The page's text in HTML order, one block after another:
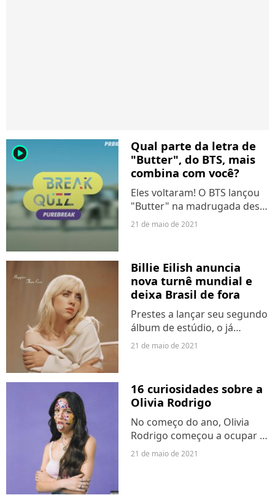
player2
Qual parte da letra de
"Butter", do BTS, mais
combina com você?
Eles voltaram! O BTS lançou
"Butter" na madrugada desta
sexta-feira (21) e o comeback
já quer usar de legenda em
todas as suas redes sociais?...
21 de maio de 2021
Billie Eilish anuncia
nova turnê mundial e
deixa Brasil de fora
Prestes a lançar seu segundo
álbum de estúdio, o já
aguardado "Happier Than
entrará em turnê mundial no
ano de 2022. Nem...
21 de maio de 2021
16 curiosidades sobre a
Olivia Rodrigo
No começo do ano, Olivia
Rodrigo começou a ocupar o
topo das paradas com o hit
21 de maio de 2021